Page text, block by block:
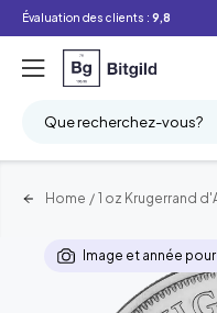
Évaluation des clients : 9,8
Que recherchez-vous?
Home / 1 oz Krugerrand
Image et année